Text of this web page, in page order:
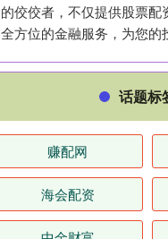
的佼佼者，不仅提供股票配
全方位的金融服务，为您的
话题标
赚配网
海会配资